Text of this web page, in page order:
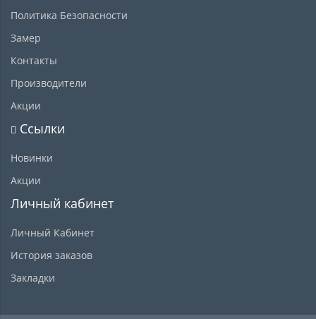
Политика Безопасности
Замер
Контакты
Производители
Акции
Ссылки
Новинки
Акции
Личный кабинет
Личный Кабинет
История заказов
Закладки